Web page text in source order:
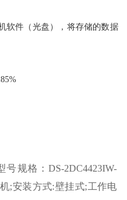
软件（光盘），将存储的数据
号规格：DS-2DC4423IW-
;安装方式:壁挂式;工作电